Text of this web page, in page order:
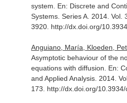
system. En: Discrete and
Systems. Series A. 2014. Vol.
3920. http://dx.doi.org/
Anguiano, María, Kloeden,
Asymptotic behaviour of the
equations with diffusion. En:
and Applied Analysis. 2014.
173. http://dx.doi.org/